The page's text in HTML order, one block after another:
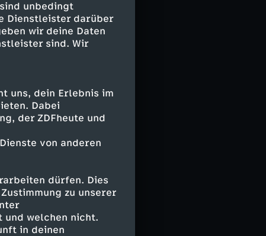
unbedingt
Dienstleister darüber
wir deine Daten
sind. Wir
uns, dein Erlebnis im
Dabei
der ZDFheute und
von anderen
dürfen. Dies
zu unserer
und welchen nicht.
in deinen